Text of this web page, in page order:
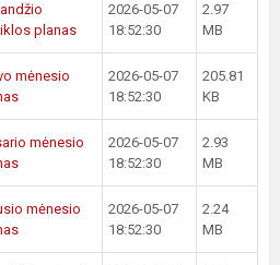
planas
2026-05-07
18:52:30
2.97
MB
mėnesio
2026-05-07
18:52:30
205.81
KB
mėnesio
2026-05-07
18:52:30
2.93
MB
mėnesio
2026-05-07
18:52:30
2.24
MB